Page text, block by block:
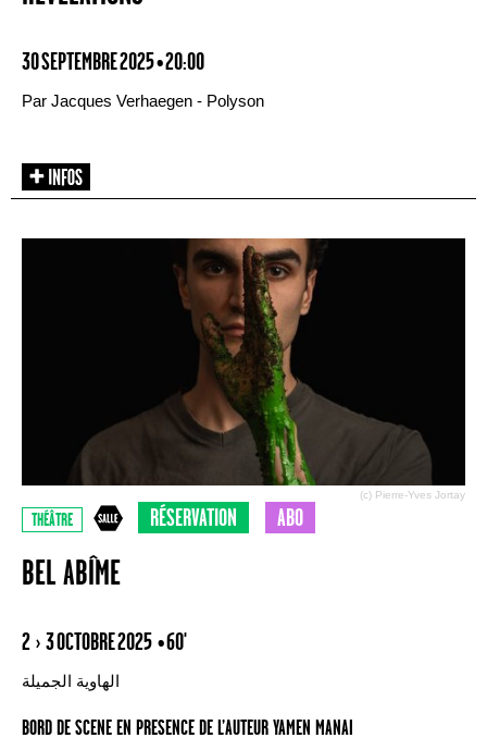
30 SEPTEMBRE 2025 • 20:00
Par Jacques Verhaegen - Polyson
(c) Pierre-Yves Jortay
THÉÂTRE RÉSERVATION ABO
BEL ABÎME
2 › 3 OCTOBRE 2025 • 60'
الهاوية الجميلة
BORD DE SCENE EN PRESENCE DE L’AUTEUR YAMEN MANAI